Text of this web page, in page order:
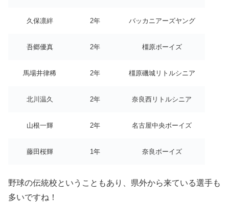
久保凛絆 2年 バッカニアーズヤング
吾郷優真 2年 橿原ボーイズ
馬場井律稀 2年 橿原磯城リトルシニア
北川温久 2年 奈良西リトルシニア
山根一輝 2年 名古屋中央ボーイズ
藤田桜輝 1年 奈良ボーイズ
野球の伝統校ということもあり、県外から来ている選手も
多いですね！